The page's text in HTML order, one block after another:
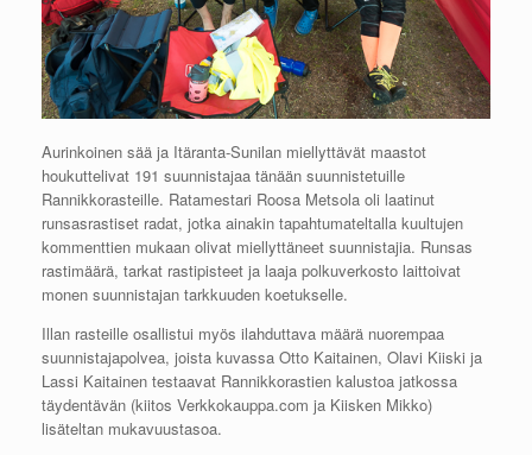
Aurinkoinen sää ja Itäranta-Sunilan miellyttävät maastot
houkuttelivat 191 suunnistajaa tänään suunnistetuille
Rannikkorasteille. Ratamestari Roosa Metsola oli laatinut
runsasrastiset radat, jotka ainakin tapahtumateltalla kuultujen
kommenttien mukaan olivat miellyttäneet suunnistajia. Runsas
rastimäärä, tarkat rastipisteet ja laaja polkuverkosto laittoivat
monen suunnistajan tarkkuuden koetukselle.
Illan rasteille osallistui myös ilahduttava määrä nuorempaa
suunnistajapolvea, joista kuvassa Otto Kaitainen, Olavi Kiiski ja
Lassi Kaitainen testaavat Rannikkorastien kalustoa jatkossa
täydentävän (kiitos Verkkokauppa.com ja Kiisken Mikko)
lisäteltan mukavuustasoa.